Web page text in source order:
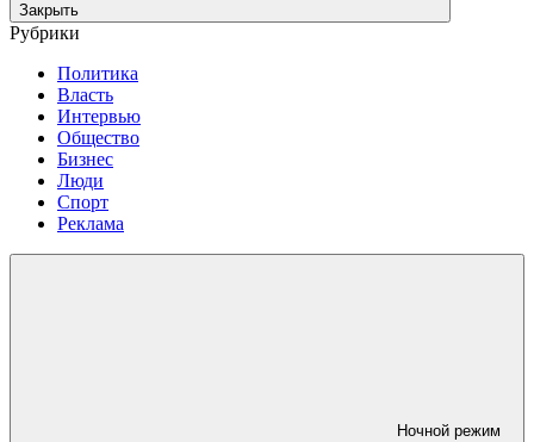
Закрыть
Рубрики
Политика
Власть
Интервью
Общество
Бизнес
Люди
Спорт
Реклама
Ночной режим